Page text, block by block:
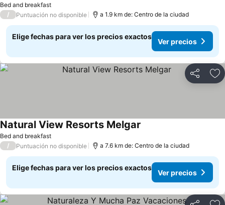
Bed and breakfast
/ Puntuación no disponible a 1.9 km de: Centro de la ciudad
Elige fechas para ver los precios exactos
Ver precios
Compartir
Bed and breakfast
Natural View Resorts Melgar
/ Puntuación no disponible a 7.6 km de: Centro de la ciudad
Elige fechas para ver los precios exactos
Ver precios